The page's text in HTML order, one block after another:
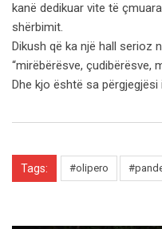
kanë dedikuar vite të
shërbimit.
Dikush që ka një hall serioz
“mirëbërësve, çudibërësve,
Dhe kjo është sa përgjegjësi
Tags: #olipero